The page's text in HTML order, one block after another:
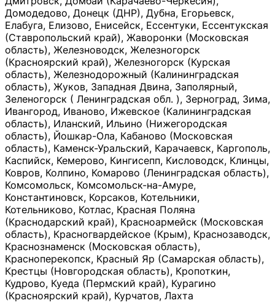
Домодедово, Донецк (ДНР), Дубна, Егорьевск,
Елабуга, Елизово, Енисейск, Ессентуки, Ессентукская
(Ставропольский край), Жаворонки (Московская
область), Железноводск, Железногорск
(Красноярский край), Железногорск (Курская
область), Железнодорожный (Калининградская
область), Жуков, Западная Двина, Заполярный,
Зеленогорск ( Ленинградская обл. ), Зерноград, Зима,
Ивангород, Иваново, Ижевское (Калининградская
область), Иланский, Ильино (Нижегородская
область), Йошкар-Ола, Кабаново (Московская
область), Каменск-Уральский, Карачаевск, Каргополь,
Каспийск, Кемерово, Кингисепп, Кисловодск, Клинцы,
Ковров, Колпино, Комарово (Ленинградская область),
Комсомольск, Комсомольск-на-Амуре,
Константиновск, Корсаков, Котельники,
Котельниково, Котлас, Красная Поляна
(Краснодарский край), Красноармейск (Московская
область), Красногвардейское (Крым), Краснозаводск,
Краснознаменск (Московская область),
Красноперекопск, Красный Яр (Самарская область),
Крестцы (Новгородская область), Кропоткин,
Кудрово, Куеда (Пермский край), Курагино
(Красноярский край), Курчатов, Лахта